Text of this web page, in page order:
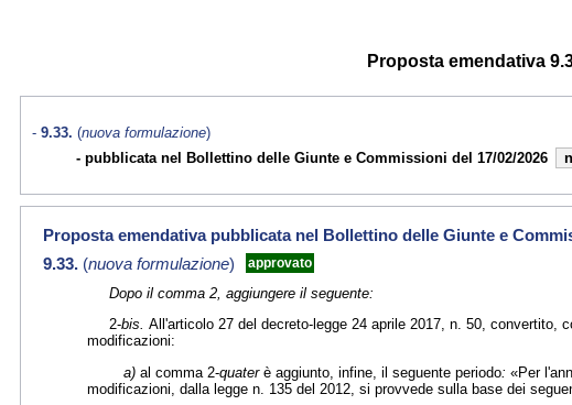
Proposta emendativa
9.33. (nuova formulazione)
pubblicata nel Bollettino delle Giunte e Commissioni del 17/02/2026
Proposta emendativa pubblicata nel Bollettino delle Giunte e
9.33. (nuova formulazione) approvato
Dopo il comma 2, aggiungere il seguente:
2-bis. All'articolo 27 del decreto-legge 24 aprile 2017, n. 50, convertito,
modificazioni:
a) al comma 2-quaterè aggiunto, infine, il seguente periodo: «Per
modificazioni, dalla legge n. 135 del 2012, si provvede sulla base dei